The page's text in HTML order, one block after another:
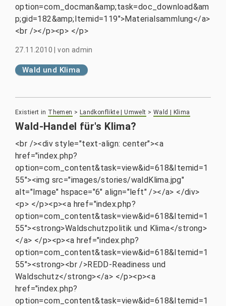
option=com_docman&amp;task=doc_download&am
p;gid=182&amp;Itemid=119">Materialsammlung</a>
<br /></p><p> </p>
27.11.2010 |von admin
Wald und Klima
Existiert in Themen > Landkonflikte | Umwelt > Wald | Klima
Wald-Handel für's Klima?
<br /><div style="text-align: center"><a
href="index.php?
option=com_content&task=view&id=618&Itemid=1
55"><img src="images/stories/waldKlima.jpg"
alt="Image" hspace="6" align="left" /></a> </div>
<p> </p><p><a href="index.php?
option=com_content&task=view&id=618&Itemid=1
55"><strong>Waldschutzpolitik und Klima</strong>
</a> </p><p><a href="index.php?
option=com_content&task=view&id=618&Itemid=1
55"><strong><br />REDD-Readiness und
Waldschutz</strong></a> </p><p><a
href="index.php?
option=com_content&task=view&id=618&Itemid=1